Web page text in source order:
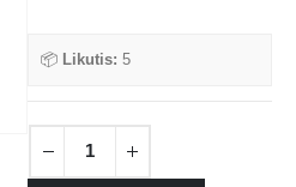
📦 Likutis: 5